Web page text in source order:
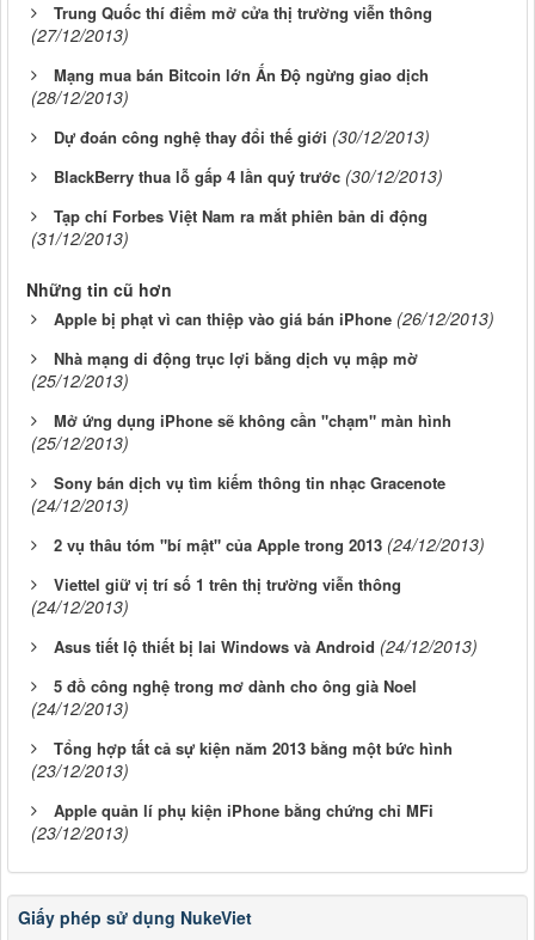
Trung Quốc thí điểm mở cửa thị trường viễn thông
(27/12/2013)
Mạng mua bán Bitcoin lớn Ấn Độ ngừng giao dịch
(28/12/2013)
Dự đoán công nghệ thay đổi thế giới (30/12/2013)
BlackBerry thua lỗ gấp 4 lần quý trước (30/12/2013)
Tạp chí Forbes Việt Nam ra mắt phiên bản di động
(31/12/2013)
Những tin cũ hơn
Apple bị phạt vì can thiệp vào giá bán iPhone (26/12/2013)
Nhà mạng di động trục lợi bằng dịch vụ mập mờ
(25/12/2013)
Mở ứng dụng iPhone sẽ không cần "chạm" màn hình
(25/12/2013)
Sony bán dịch vụ tìm kiếm thông tin nhạc Gracenote
(24/12/2013)
2 vụ thâu tóm "bí mật" của Apple trong 2013 (24/12/2013)
Viettel giữ vị trí số 1 trên thị trường viễn thông
(24/12/2013)
Asus tiết lộ thiết bị lai Windows và Android (24/12/2013)
5 đồ công nghệ trong mơ dành cho ông già Noel
(24/12/2013)
Tổng hợp tất cả sự kiện năm 2013 bằng một bức hình
(23/12/2013)
Apple quản lí phụ kiện iPhone bằng chứng chỉ MFi
(23/12/2013)
Giấy phép sử dụng NukeViet